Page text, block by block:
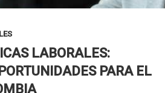
LABORALES:
PARA EL